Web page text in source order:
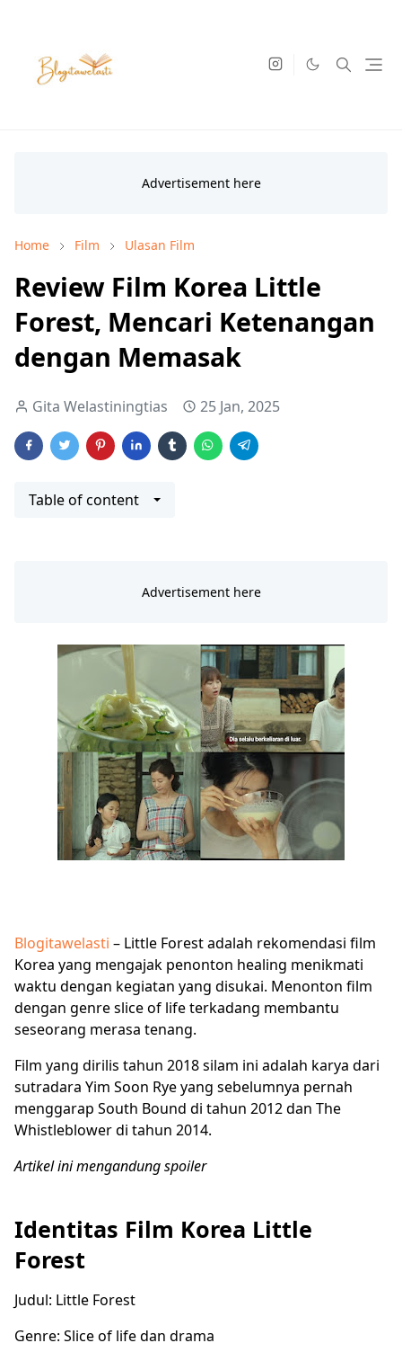
Home Film Ulasan Film
Review Film Korea Little
Forest, Mencari Ketenangan
dengan Memasak
Gita Welastiningtias 25 Jan, 2025
Table of content
Blogitawelasti – Little Forest adalah rekomendasi film
Korea yang mengajak penonton healing menikmati
waktu dengan kegiatan yang disukai. Menonton film
dengan genre slice of life terkadang membantu
seseorang merasa tenang.
Film yang dirilis tahun 2018 silam ini adalah karya dari
sutradara Yim Soon Rye yang sebelumnya pernah
menggarap South Bound di tahun 2012 dan The
Whistleblower di tahun 2014.
Artikel ini mengandung spoiler
Identitas Film Korea Little
Forest
Judul: Little Forest
Genre: Slice of life dan drama